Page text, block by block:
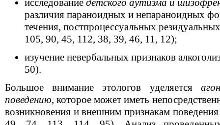
исследование детского аутизма и
различия параноидных и непараноидных
течения, постпроцессуальных
105, 90, 45, 112, 38, 39, 46, 11, 12);
изучение невербальных признаков
50).
Большое внимание этологов уделяется
поведению, которое может иметь
возникновения и внешним признакам